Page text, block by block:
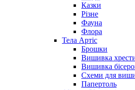
Казки
Різне
Фауна
Флора
Тела Артіс
Брошки
Вишивка
Вишивка
Схеми для
Папертоль